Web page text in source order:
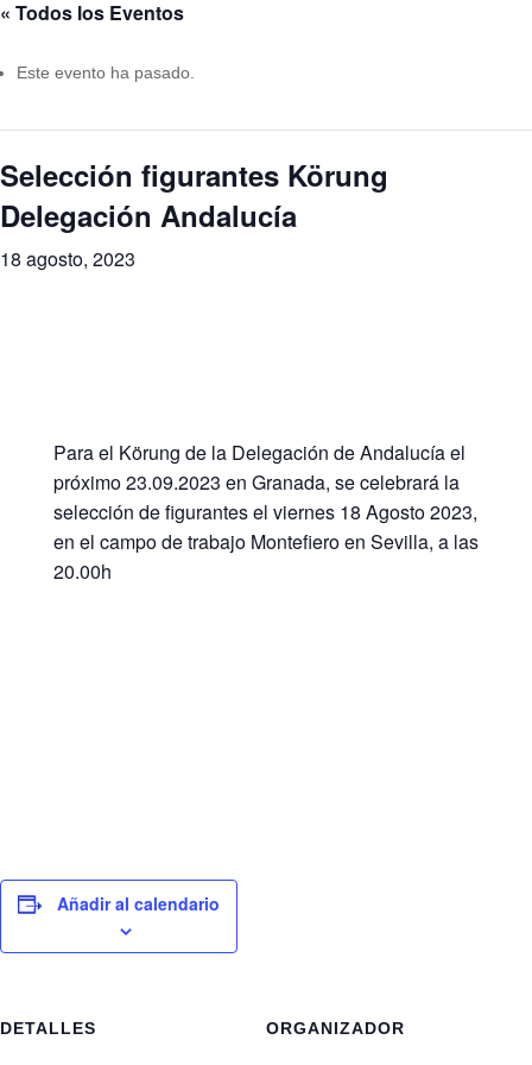
« Todos los Eventos
Este evento ha pasado.
Selección figurantes Körung
Delegación Andalucía
18 agosto, 2023
Para el Körung de la Delegación de Andalucía el
próximo 23.09.2023 en Granada, se celebrará la
selección de figurantes el viernes 18 Agosto 2023,
en el campo de trabajo Montefiero en Sevilla, a las
20.00h
Añadir al calendario
DETALLES ORGANIZADOR